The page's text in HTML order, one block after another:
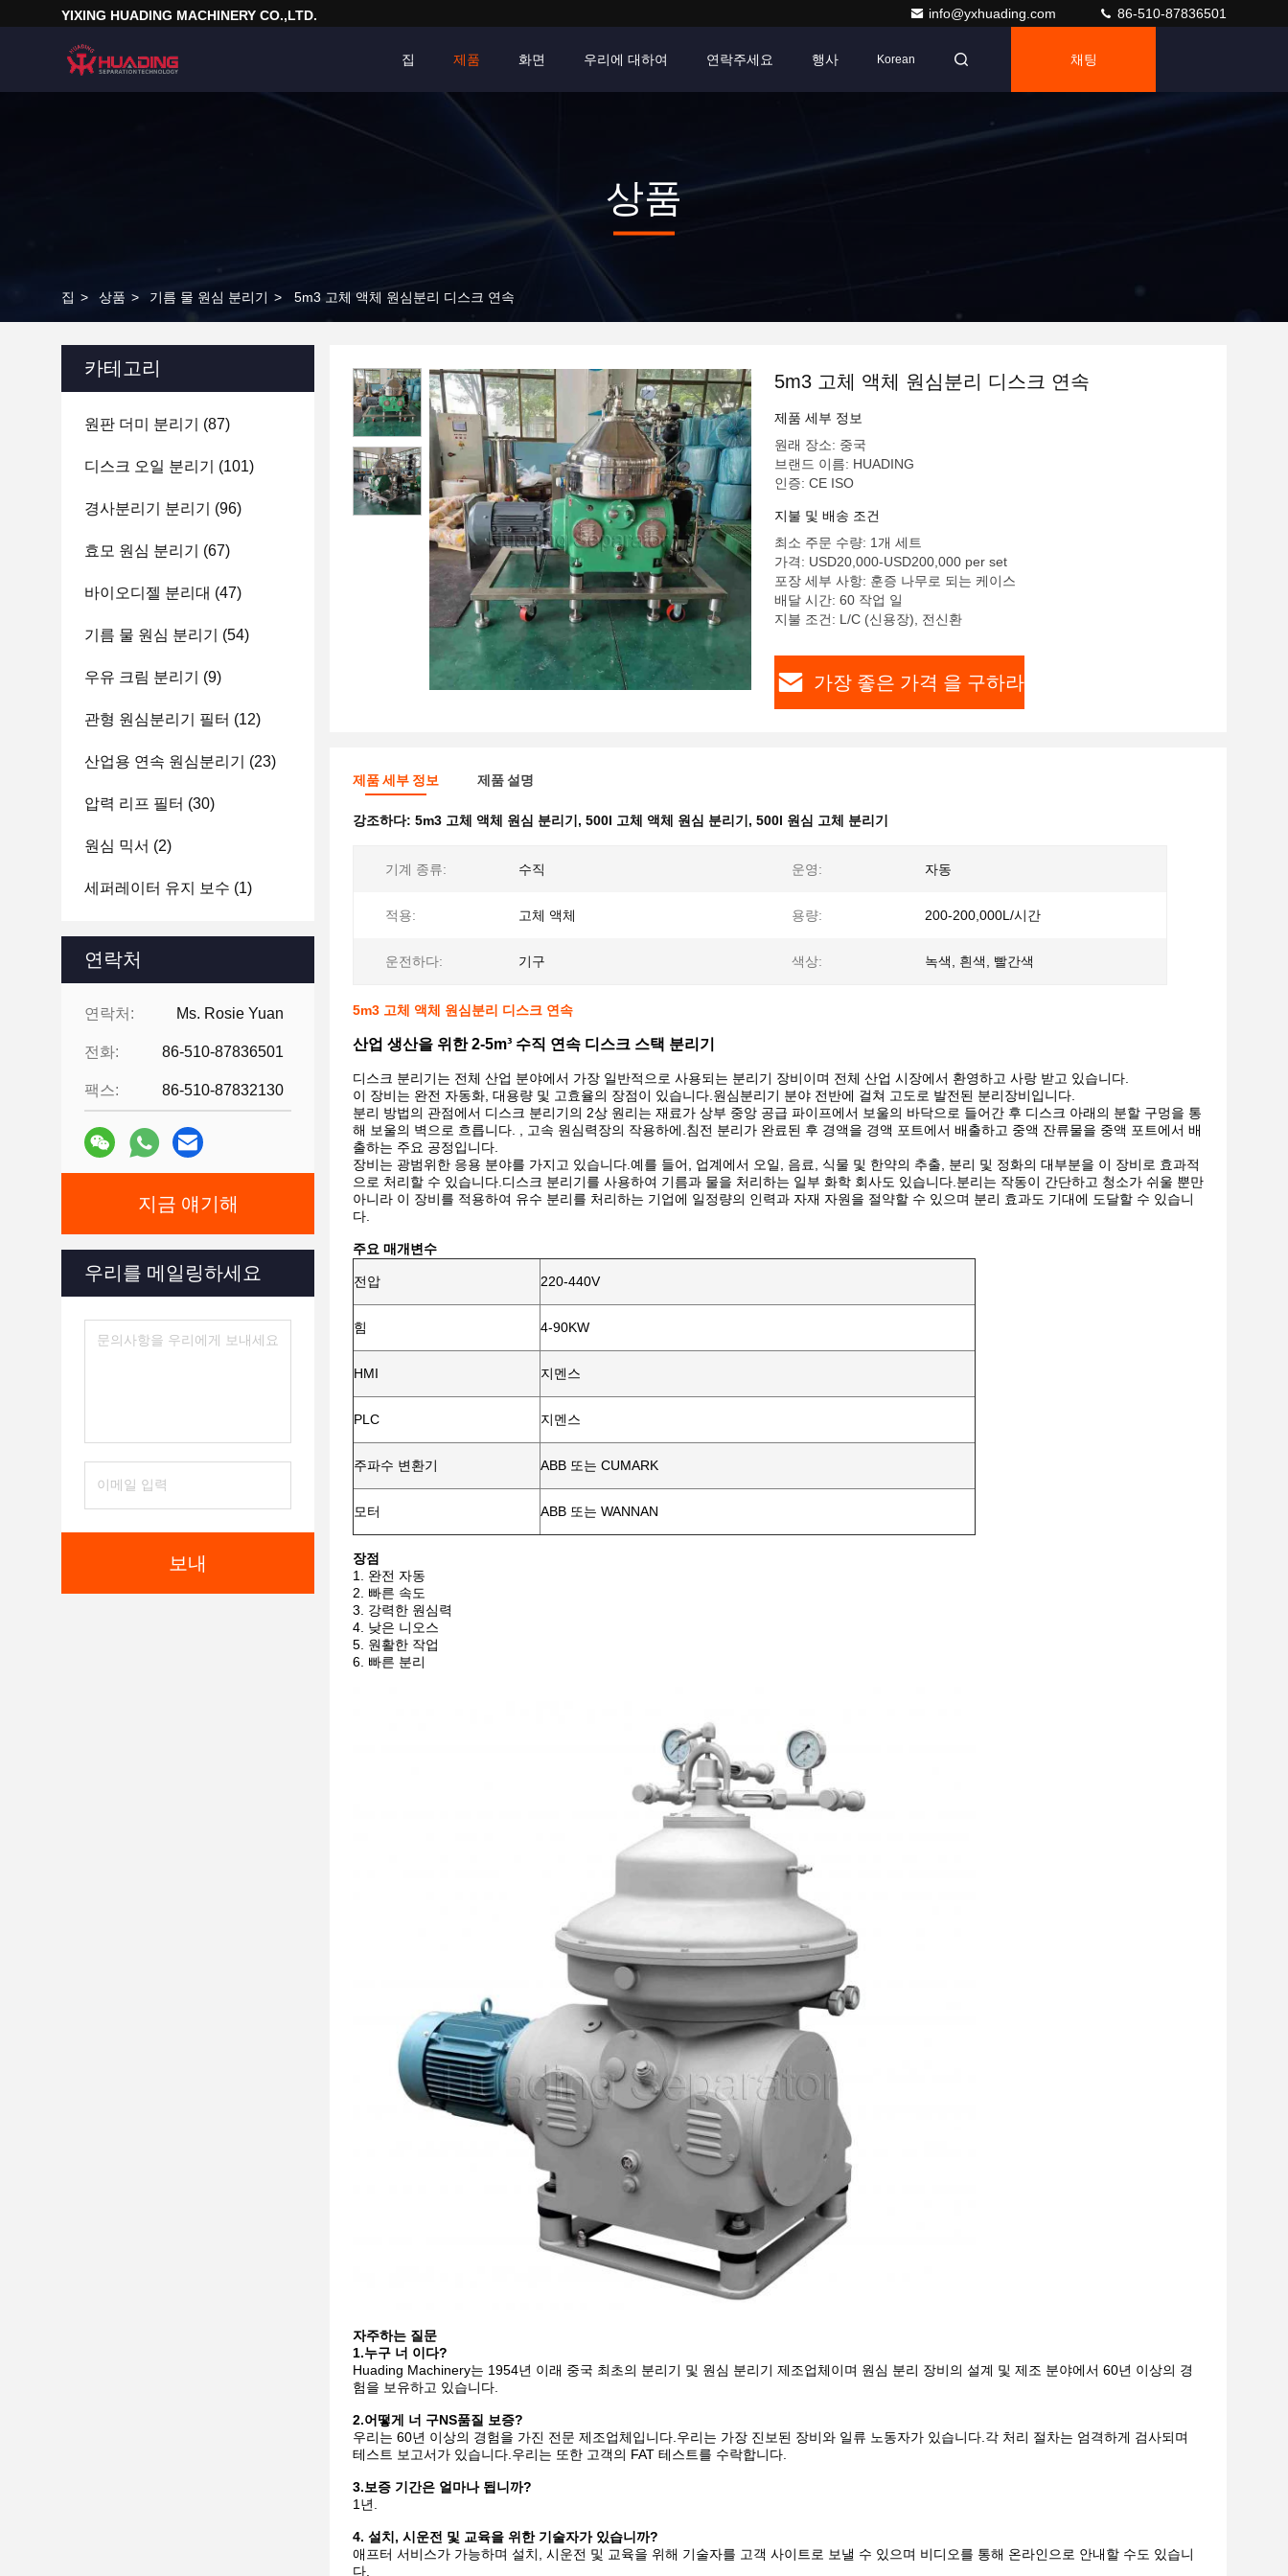
YIXING HUADING MACHINERY CO.,LTD. info@yxhuading.com 86-510-87836501
집 제품 화면 우리에 대하여 연락주세요 행사 Korean 채팅
상품
집 > 상품 > 기름 물 원심 분리기 > 5m3 고체 액체 원심분리 디스크 연속
카테고리
원판 더미 분리기 (87)
디스크 오일 분리기 (101)
경사분리기 분리기 (96)
효모 원심 분리기 (67)
바이오디젤 분리대 (47)
기름 물 원심 분리기 (54)
우유 크림 분리기 (9)
관형 원심분리기 필터 (12)
산업용 연속 원심분리기 (23)
압력 리프 필터 (30)
원심 믹서 (2)
세퍼레이터 유지 보수 (1)
연락처
연락처: Ms. Rosie Yuan
전화: 86-510-87836501
팩스: 86-510-87832130
지금 얘기해
우리를 메일링하세요
보내
5m3 고체 액체 원심분리 디스크 연속
제품 세부 정보
원래 장소: 중국
브랜드 이름: HUADING
인증: CE ISO
지불 및 배송 조건
최소 주문 수량: 1개 세트
가격: USD20,000-USD200,000 per set
포장 세부 사항: 훈증 나무로 되는 케이스
배달 시간: 60 작업 일
지불 조건: L/C (신용장), 전신환
가장 좋은 가격 을 구하라
제품 세부 정보 제품 설명
강조하다: 5m3 고체 액체 원심 분리기 , 500l 고체 액체 원심 분리기 , 500l 원심 고체 분리기
기계 종류: 수직 운영: 자동
적용: 고체 액체 용량: 200-200,000L/시간
운전하다: 기구 색상: 녹색, 흰색, 빨간색
5m3 고체 액체 원심분리 디스크 연속
산업 생산을 위한 2-5m³ 수직 연속 디스크 스택 분리기
디스크 분리기는 전체 산업 분야에서 가장 일반적으로 사용되는 분리기 장비이며 전체 산업 시장에서 환영하고 사랑 받고 있습니다.
이 장비는 완전 자동화, 대용량 및 고효율의 장점이 있습니다.원심분리기 분야 전반에 걸쳐 고도로 발전된 분리장비입니다.
분리 방법의 관점에서 디스크 분리기의 2상 원리는 재료가 상부 중앙 공급 파이프에서 보울의 바닥으로 들어간 후 디스크 아래의 분할 구멍을 통
해 보울의 벽으로 흐릅니다. , 고속 원심력장의 작용하에.침전 분리가 완료된 후 경액을 경액 포트에서 배출하고 중액 잔류물을 중액 포트에서 배
출하는 주요 공정입니다.
장비는 광범위한 응용 분야를 가지고 있습니다.예를 들어, 업계에서 오일, 음료, 식물 및 한약의 추출, 분리 및 정화의 대부분을 이 장비로 효과적
으로 처리할 수 있습니다.디스크 분리기를 사용하여 기름과 물을 처리하는 일부 화학 회사도 있습니다.분리는 작동이 간단하고 청소가 쉬울 뿐만
아니라 이 장비를 적용하여 유수 분리를 처리하는 기업에 일정량의 인력과 자재 자원을 절약할 수 있으며 분리 효과도 기대에 도달할 수 있습니
다.
주요 매개변수
전압 220-440V
힘 4-90KW
HMI 지멘스
PLC 지멘스
주파수 변환기 ABB 또는 CUMARK
모터 ABB 또는 WANNAN
장점
1. 완전 자동
2. 빠른 속도
3. 강력한 원심력
4. 낮은 니오스
5. 원활한 작업
6. 빠른 분리
자주하는 질문
1.누구 너 이다?
Huading Machinery는 1954년 이래 중국 최초의 분리기 및 원심 분리기 제조업체이며 원심 분리 장비의 설계 및 제조 분야에서 60년 이상의 경
험을 보유하고 있습니다.
2.어떻게 너 구NS품질 보증?
우리는 60년 이상의 경험을 가진 전문 제조업체입니다.우리는 가장 진보된 장비와 일류 노동자가 있습니다.각 처리 절차는 엄격하게 검사되며
테스트 보고서가 있습니다.우리는 또한 고객의 FAT 테스트를 수락합니다.
3.보증 기간은 얼마나 됩니까?
1년.
4. 설치, 시운전 및 교육을 위한 기술자가 있습니까?
애프터 서비스가 가능하며 설치, 시운전 및 교육을 위해 기술자를 고객 사이트로 보낼 수 있으며 비디오를 통해 온라인으로 안내할 수도 있습니
다.